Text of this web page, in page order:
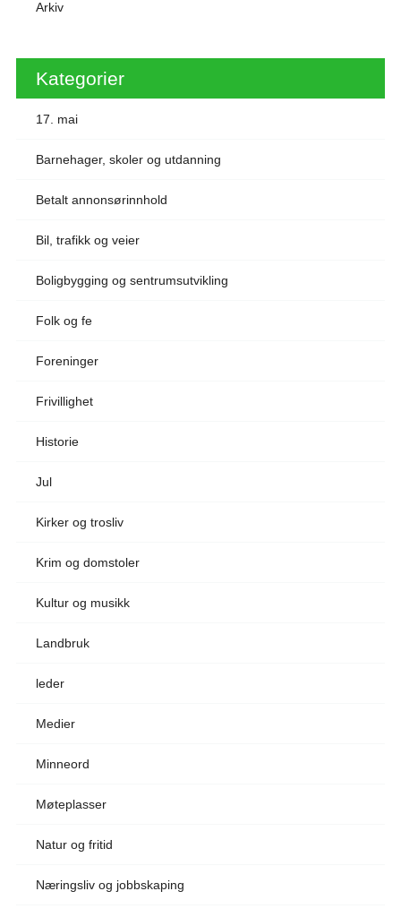
Arkiv
Kategorier
17. mai
Barnehager, skoler og utdanning
Betalt annonsørinnhold
Bil, trafikk og veier
Boligbygging og sentrumsutvikling
Folk og fe
Foreninger
Frivillighet
Historie
Jul
Kirker og trosliv
Krim og domstoler
Kultur og musikk
Landbruk
leder
Medier
Minneord
Møteplasser
Natur og fritid
Næringsliv og jobbskaping